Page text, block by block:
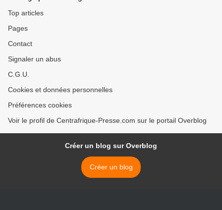
Top articles
Pages
Contact
Signaler un abus
C.G.U.
Cookies et données personnelles
Préférences cookies
Voir le profil de Centrafrique-Presse.com sur le portail Overblog
Créer un blog sur Overblog
Créer un blog